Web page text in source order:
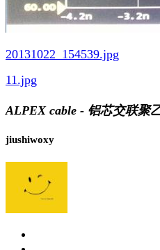
20131022_154539.jpg
11.jpg
ALPEX cable - 铝芯交联聚
jiushiwoxy